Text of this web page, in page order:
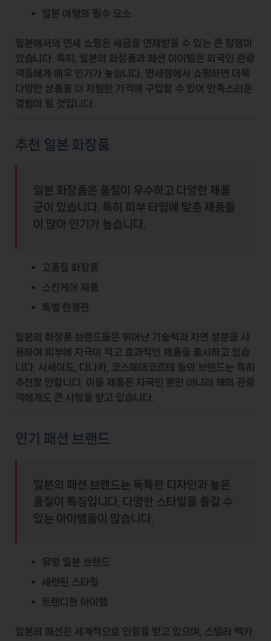
일본 여행의 필수 요소
일본에서의 면세 쇼핑은 세금을 면제받을 수 있는 큰 장점이
있습니다. 특히, 일본의 화장품과 패션 아이템은 외국인 관광
객들에게 매우 인기가 높습니다. 면세점에서 쇼핑하면 더욱
다양한 상품을 더 저렴한 가격에 구입할 수 있어 만족스러운
경험이 될 것입니다.
추천 일본 화장품
일본 화장품은 품질이 우수하고 다양한 제품
군이 있습니다. 특히 피부 타입에 맞춘 제품들
이 많아 인기가 높습니다.
고품질 화장품
스킨케어 제품
특별 한정판
일본의 화장품 브랜드들은 뛰어난 기술력과 자연 성분을 사
용하여 피부에 자극이 적고 효과적인 제품을 출시하고 있습
니다. 시세이도 다나카 코스메데코르테
등의 브랜드는 특히
추천할 만합니다. 이들 제품은 자국민 뿐만 아니라 해외 관광
객에게도 큰 사랑을 받고 있습니다.
인기 패션 브랜드
일본의 패션 브랜드는 독특한 디자인과 높은
품질이 특징입니다. 다양한 스타일을 즐길 수
있는 아이템들이 많습니다.
유명 일본 브랜드
세련된 스타일
트렌디한 아이템
일본의 패션은 세계적으로 인정을 받고 있으며,
스텔라 맥카